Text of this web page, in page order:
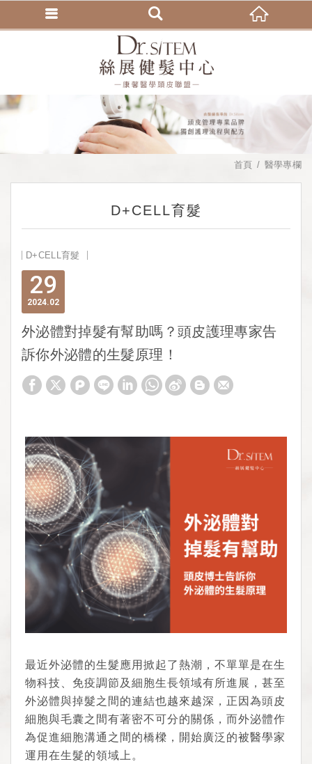
首頁 醫學專欄
D+CELL育髮
D+CELL育髮
29
02
2024
外泌體對掉髮有幫助嗎？頭皮護理專家告
訴你外泌體的生髮原理！
最近外泌體的生髮應用掀起了熱潮，不單單是在生
物科技、免疫調節及細胞生長領域有所進展，甚至
外泌體與掉髮之間的連結也越來越深，正因為頭皮
細胞與毛囊之間有著密不可分的關係，而外泌體作
為促進細胞溝通之間的橋樑，開始廣泛的被醫學家
運用在生髮的領域上。